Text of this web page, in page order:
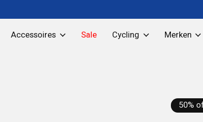
Accessoires Sale Cycling Merken
50%